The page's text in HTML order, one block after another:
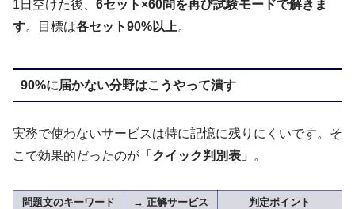
1日空けた後、 6セット×60問を再び試験モードで解きま
す。目標は各セット90%以上。
90%に届かない分野はこうやって潰す
実務で使わないサービスは特に記憶に残りにくいです。そ
こで効果的だったのが 「クイック判別表」 。
問題文のキーワード → 正解サービス
判定ポイント